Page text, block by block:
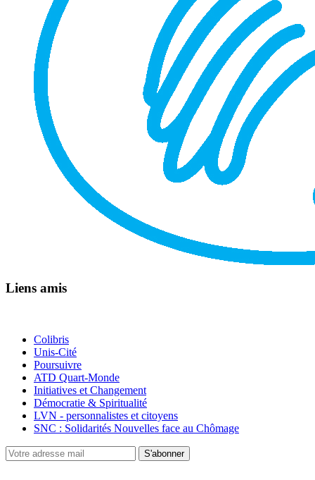
Liens amis
Colibris
Unis-Cité
Poursuivre
ATD Quart-Monde
Initiatives et Changement
Démocratie & Spiritualité
LVN - personnalistes et citoyens
SNC : Solidarités Nouvelles face au Chômage
S'abonner